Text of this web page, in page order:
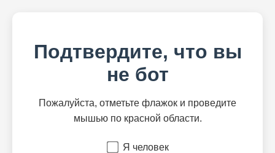
Подтвердите, что вы
не бот
Пожалуйста, отметьте флажок и проведите
мышью по красной области.
Я человек